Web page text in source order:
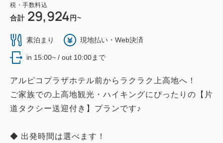
税・手数料込
合計 29,924 円~
素泊まり 現地払い・Web決済
in 15:00~ / out 10:00まで
アルピコプラザホテル前からラクラク上高地へ！
ご家族での上高地観光・ハイキングにぴったりの【片
道タクシー送迎付き】プランです♪
◆ 出発時間は選べます！